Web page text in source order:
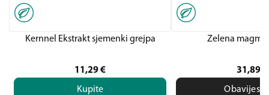
Kernnel Ekstrakt sjemenki grejpa
11,29€
Kupite
Zelena
31,89
Obavijesti